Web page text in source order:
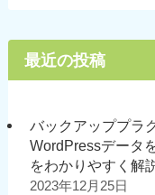
最近の投稿
バックアッププラ
WordPressデータ
をわかりやすく解
2023年12月25日